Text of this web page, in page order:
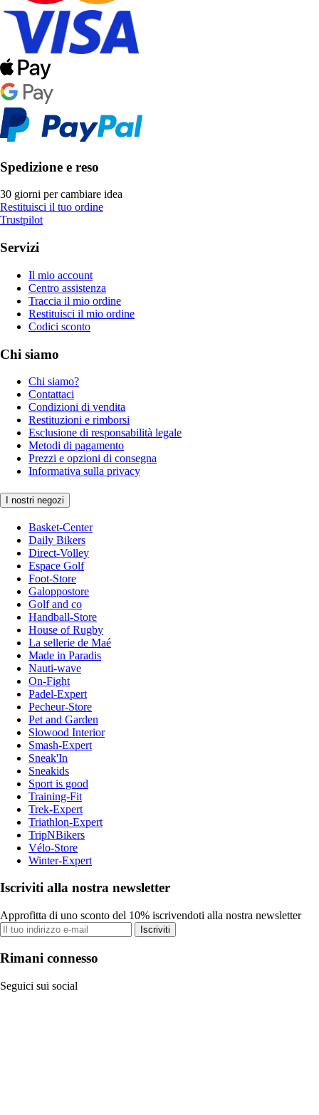
Spedizione e reso
30 giorni per cambiare idea
Restituisci il tuo ordine
Trustpilot
Servizi
Il mio account
Centro assistenza
Traccia il mio ordine
Restituisci il mio ordine
Codici sconto
Chi siamo
Chi siamo?
Contattaci
Condizioni di vendita
Restituzioni e rimborsi
Esclusione di responsabilità legale
Metodi di pagamento
Prezzi e opzioni di consegna
Informativa sulla privacy
I nostri negozi
Basket-Center
Daily Bikers
Direct-Volley
Espace Golf
Foot-Store
Galoppostore
Golf and co
Handball-Store
House of Rugby
La sellerie de Maé
Made in Paradis
Nauti-wave
On-Fight
Padel-Expert
Pecheur-Store
Pet and Garden
Slowood Interior
Smash-Expert
Sneak'In
Sneakids
Sport is good
Training-Fit
Trek-Expert
Triathlon-Expert
TripNBikers
Vélo-Store
Winter-Expert
Iscriviti alla nostra newsletter
Approfitta di uno sconto del 10% iscrivendoti alla nostra newsletter
Iscriviti
Rimani connesso
Seguici sui social